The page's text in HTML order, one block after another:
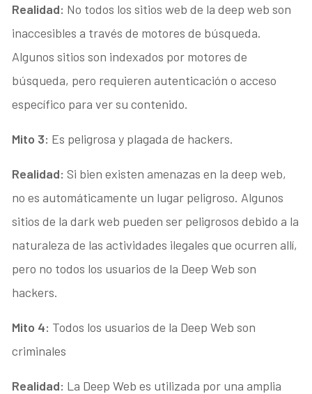
Realidad: No todos los sitios web de la deep web son
inaccesibles a través de motores de búsqueda.
Algunos sitios son indexados por motores de
búsqueda, pero requieren autenticación o acceso
específico para ver su contenido.
Mito 3: Es peligrosa y plagada de hackers.
Realidad: Si bien existen amenazas en la deep web,
no es automáticamente un lugar peligroso. Algunos
sitios de la dark web pueden ser peligrosos debido a la
naturaleza de las actividades ilegales que ocurren allí,
pero no todos los usuarios de la Deep Web son
hackers.
Mito 4: Todos los usuarios de la Deep Web son
criminales
Realidad: La Deep Web es utilizada por una amplia